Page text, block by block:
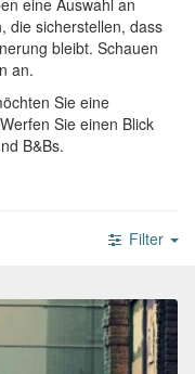
eine Auswahl an
die sicherstellen, dass
bleibt. Schauen
an.
Sie eine
Werfen Sie einen Blick
B&Bs.
Filter